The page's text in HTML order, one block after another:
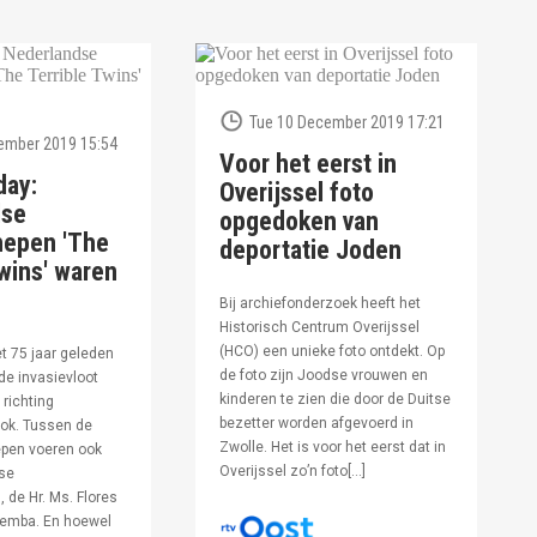
2019 15:54
'The
waren
75 jaar geleden
invasievloot
richting
Tussen de
voeren ook
de Hr. Ms. Flores
En hoewel
Tue 10 December 2019 17:21
Voor het eerst in
Overijssel foto
opgedoken van
deportatie Joden
Bij archiefonderzoek heeft het
Historisch Centrum Overijssel
(HCO) een unieke foto ontdekt. Op
de foto zijn Joodse vrouwen en
kinderen te zien die door de Duitse
bezetter worden afgevoerd in
Zwolle. Het is voor het eerst dat in
Overijssel zo’n foto[…]